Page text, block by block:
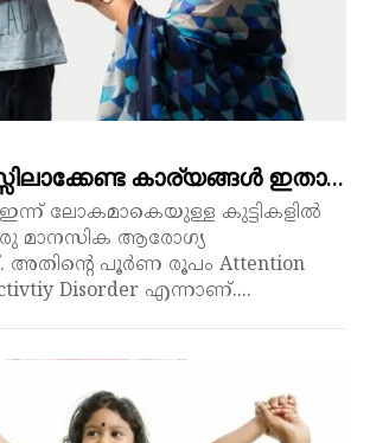
കാര്യങ്ങൾ ഇതാ…
ലോകമാകെയുള്ള കുട്ടികളിൽ
മാനസിക ആരോഗ്യ
പൂർണ രൂപം Attention
Disorder എന്നാണ്....